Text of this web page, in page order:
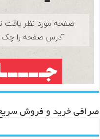
صرافی خرید و فروش